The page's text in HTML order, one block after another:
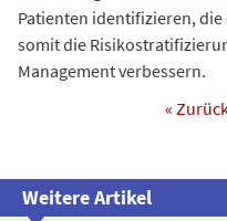
Patienten identifizieren,
somit die
Management verbessern.
«
Weitere Artikel